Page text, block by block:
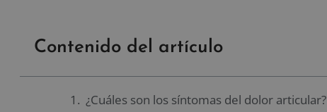
Contenido del artículo
¿Cuáles son los síntomas del dolor articular?